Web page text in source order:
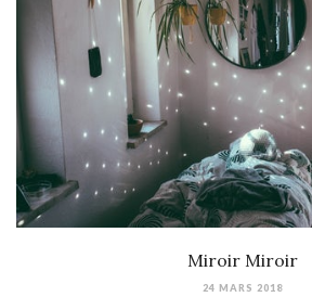
Miroir Miroir
24 MARS 2018